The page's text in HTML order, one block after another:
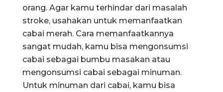
orang. Agar kamu terhindar dari masalah
stroke, usahakan untuk memanfaatkan
cabai merah. Cara memanfaatkannya
sangat mudah, kamu bisa mengonsumsi
cabai sebagai bumbu masakan atau
mengonsumsi cabai sebagai minuman.
Untuk minuman dari cabai, kamu bisa